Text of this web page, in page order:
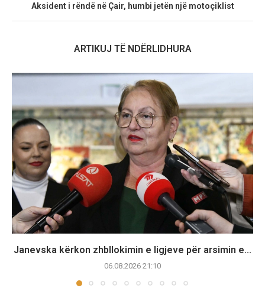
Aksident i rëndë në Çair, humbi jetën një motoçiklist
ARTIKUJ TË NDËRLIDHURA
Janevska kërkon zhbllokimin e ligjeve për arsimin e...
06.08.2026 21:10